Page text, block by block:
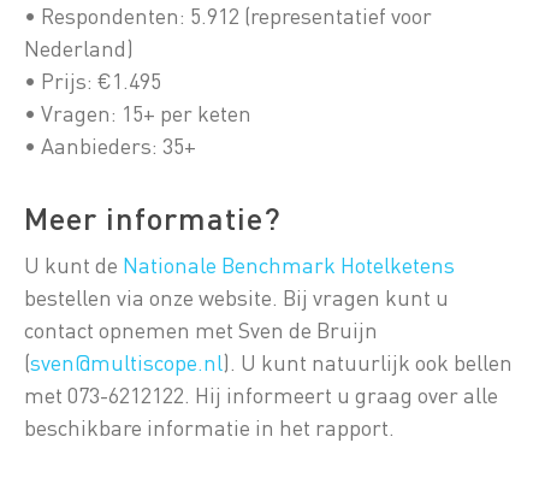
• Respondenten: 5.912 (representatief voor
Nederland)
• Prijs: €1.495
• Vragen: 15+ per keten
• Aanbieders: 35+
Meer informatie?
U kunt de Nationale Benchmark Hotelketens
bestellen via onze website. Bij vragen kunt u
contact opnemen met Sven de Bruijn
(sven@multiscope.nl). U kunt natuurlijk ook bellen
met 073-6212122. Hij informeert u graag over alle
beschikbare informatie in het rapport.